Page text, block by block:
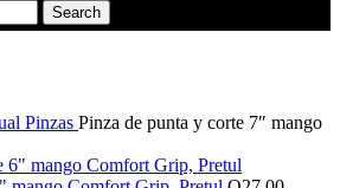
Search
Pinzas Pinza de punta y corte 7″ mango